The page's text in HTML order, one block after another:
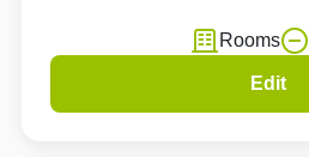
Rooms
Edit